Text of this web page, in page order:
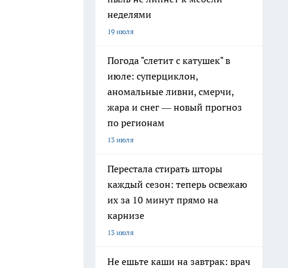
неделями
19 июля
Погода "слетит с катушек" в
июле: суперциклон,
аномальные ливни, смерчи,
жара и снег — новый прогноз
по регионам
13 июля
Перестала стирать шторы
каждый сезон: теперь освежаю
их за 10 минут прямо на
карнизе
13 июля
Не ешьте каши на завтрак: врач